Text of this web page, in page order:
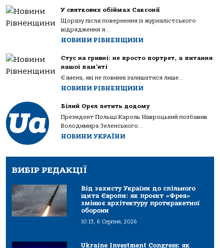
У святкових обіймах Саксонії
Щоразу після повернення із журналістського
відрядження я...
НОВИНИ РІВНЕНЩИНИ
Стус на гривні: не просто портрет, а питання
нашої пам’яті
Є імена, які не повинні залишатися лише...
НОВИНИ РІВНЕНЩИНИ
Білий Орел летить додому
Президент Польщі Кароль Навроцький позбавив
Володимира Зеленського...
НОВИНИ УКРАЇНИ
ВИБІР РЕДАКЦІЇ
Від захисту України до спільного
щита Європи: як проєкт «Фрея»
змінює архітектуру протиракетної
оборони
10:13, 6 Серпня, 2026
Ukraine Investment Congress: як